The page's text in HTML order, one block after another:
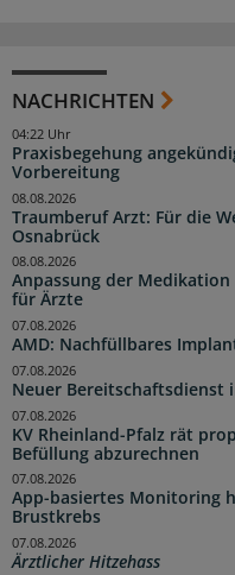
NACHRICHTEN
Praxisbegehung
Vorbereitung
04:22 Uhr
Traumberuf Arzt: Für die
Osnabrück
08.08.2026
Anpassung der
für Ärzte
08.08.2026
AMD: Nachfüllbares
07.08.2026
Neuer Bereitschaftsdienst
07.08.2026
KV Rheinland-Pfalz rät
Befüllung abzurechnen
07.08.2026
App-basiertes Monitoring
Brustkrebs
07.08.2026
Ärztlicher Hitzehass
07.08.2026